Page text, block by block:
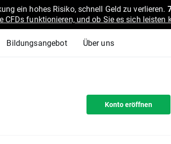
ein hohes Risiko, schnell Geld zu verlieren.
CFDs funktionieren, und ob Sie es sich leisten
Bildungsangebot Über uns
Konto eröffnen